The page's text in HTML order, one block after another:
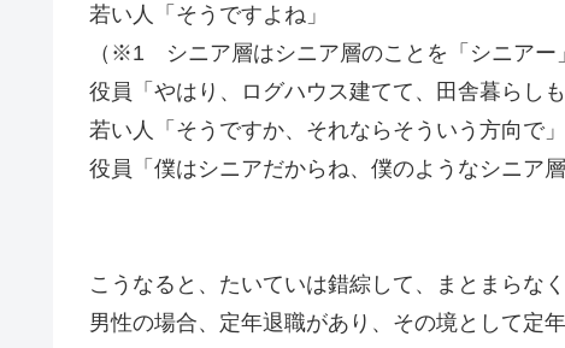
若い人「そうですよね」
（※1 シニア層はシニア層のことを「シニアー
役員「やはり、ログハウス建てて、田舎暮らしも
若い人「そうですか、それならそういう方向で」
役員「僕はシニアだからね、僕のようなシニア
こうなると、たいていは錯綜して、まとまらなく
男性の場合、定年退職があり、その境として定